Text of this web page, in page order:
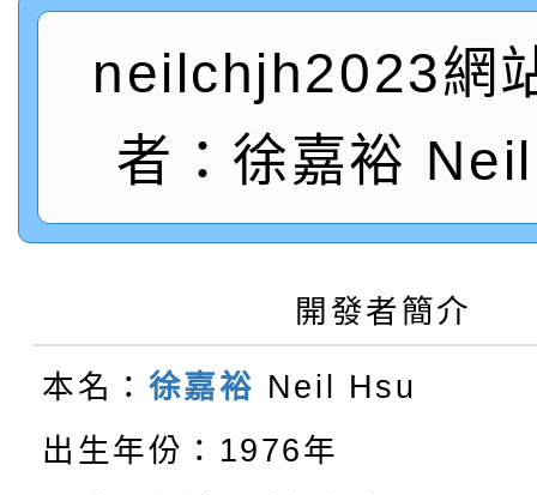
動辦法」
轉知臺中市政府政風處
城市手牽手，綠能透明
轉知：「115學年度全
學年度第1學期第7次代
結果(第11招)
【甄選結果(第3招)】
學年度第1學期第9次代
結果(第3招)
【甄選結果(第4招)】
學年度第1學期第9次代
【甄選結果(第12招)】
neilchjh2023網
者：徐嘉裕
開發者簡介
本名： 徐嘉裕 Neil Hsu
出生年份：1976年